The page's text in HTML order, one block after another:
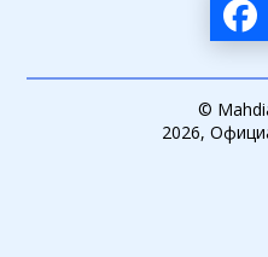
©
2026,